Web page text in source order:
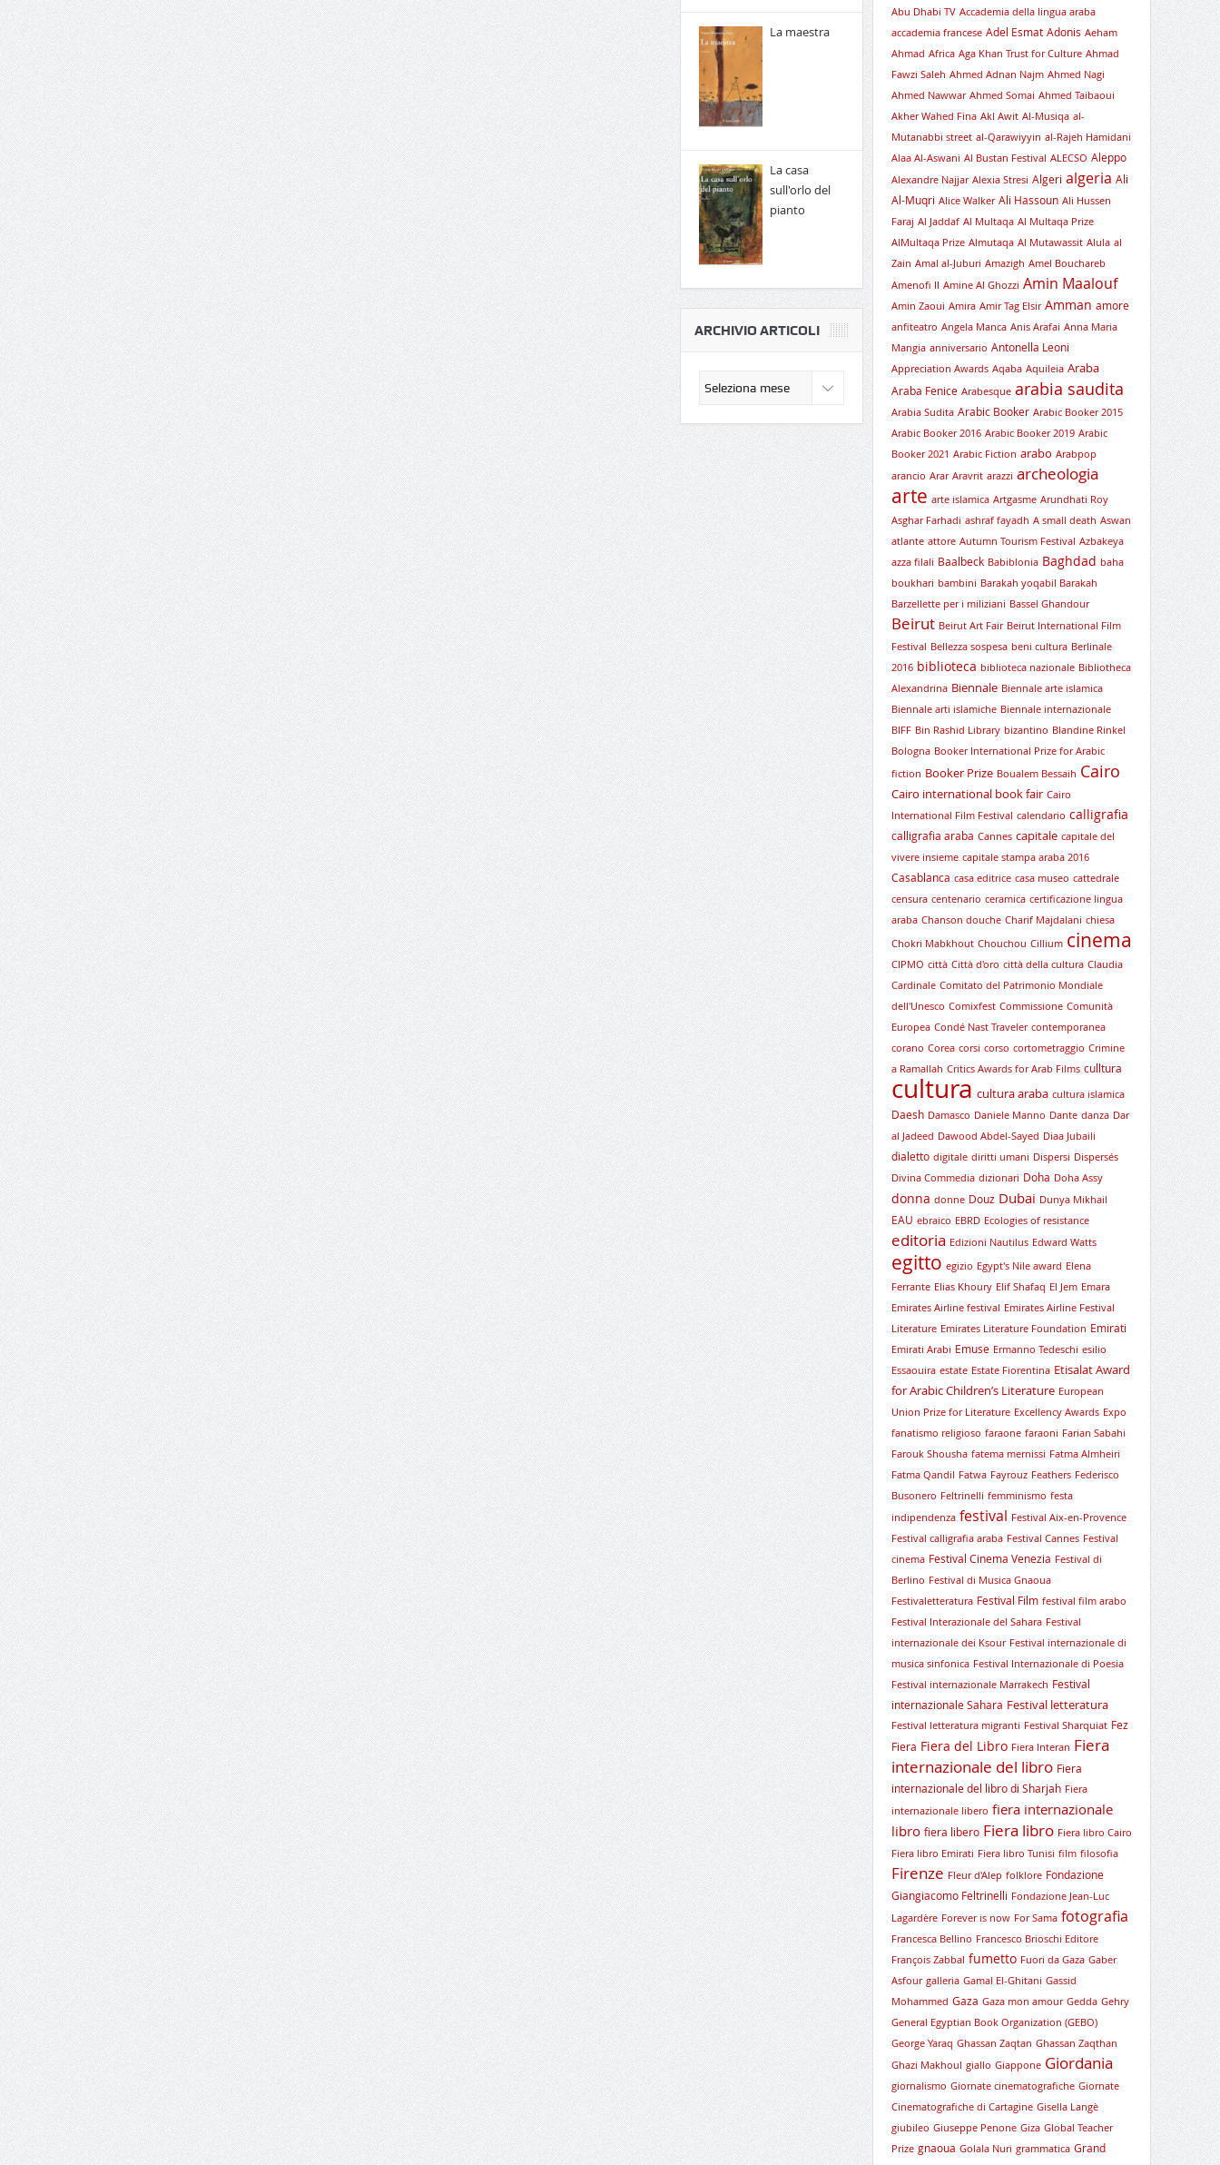
La maestra
La casa
sull'orlo del
pianto
ARCHIVIO ARTICOLI
Abu Dhabi TV Accademia della lingua araba
accademia francese Adel Esmat Adonis Aeham
Ahmad Africa Aga Khan Trust for Culture Ahmad
Fawzi Saleh Ahmed Adnan Najm Ahmed Nagi
Ahmed Nawwar Ahmed Somai Ahmed Taibaoui
Akher Wahed Fina Akl Awit Al-Musiqa al-
Mutanabbi street al-Qarawiyyin al-Rajeh Hamidani
Alaa Al-Aswani Al Bustan Festival ALECSO Aleppo
Alexandre Najjar Alexia Stresi Algeri algeria Ali
Al-Muqri Alice Walker Ali Hassoun Ali Hussen
Faraj Al Jaddaf Al Multaqa Al Multaqa Prize
AlMultaqa Prize Almutaqa Al Mutawassit Alula al
Zain Amal al-Juburi Amazigh Amel Bouchareb
Amenofi II Amine Al Ghozzi Amin Maalouf
Amin Zaoui Amira Amir Tag Elsir Amman amore
anfiteatro Angela Manca Anis Arafai Anna Maria
Mangia anniversario Antonella Leoni
Appreciation Awards Aqaba Aquileia Araba
Araba Fenice Arabesque arabia saudita
Arabia Sudita Arabic Booker Arabic Booker 2015
Arabic Booker 2016 Arabic Booker 2019 Arabic
Booker 2021 Arabic Fiction arabo Arabpop
arancio Arar Aravrit arazzi archeologia
arte arte islamica Artgasme Arundhati Roy
Asghar Farhadi ashraf fayadh A small death Aswan
atlante attore Autumn Tourism Festival Azbakeya
azza filali Baalbeck Babiblonia Baghdad baha
boukhari bambini Barakah yoqabil Barakah
Barzellette per i miliziani Bassel Ghandour
Beirut Beirut Art Fair Beirut International Film
Festival Bellezza sospesa beni cultura Berlinale
2016 biblioteca biblioteca nazionale Bibliotheca
Alexandrina Biennale Biennale arte islamica
Biennale arti islamiche Biennale internazionale
BIFF Bin Rashid Library bizantino Blandine Rinkel
Bologna Booker International Prize for Arabic
fiction Booker Prize Boualem Bessaih Cairo
Cairo international book fair Cairo
International Film Festival calendario calligrafia
calligrafia araba Cannes capitale capitale del
vivere insieme capitale stampa araba 2016
Casablanca casa editrice casa museo cattedrale
censura centenario ceramica certificazione lingua
araba Chanson douche Charif Majdalani chiesa
Chokri Mabkhout Chouchou Cillium cinema
CIPMO città Città d'oro città della cultura Claudia
Cardinale Comitato del Patrimonio Mondiale
dell'Unesco Comixfest Commissione Comunità
Europea Condé Nast Traveler contemporanea
corano Corea corsi corso cortometraggio Crimine
a Ramallah Critics Awards for Arab Films culltura
cultura cultura araba cultura islamica
Daesh Damasco Daniele Manno Dante danza Dar
al Jadeed Dawood Abdel-Sayed Diaa Jubaili
dialetto digitale diritti umani Dispersi Dispersés
Divina Commedia dizionari Doha Doha Assy
donna donne Douz Dubai Dunya Mikhail
EAU ebraico EBRD Ecologies of resistance
editoria Edizioni Nautilus Edward Watts
egitto egizio Egypt's Nile award Elena
Ferrante Elias Khoury Elif Shafaq El Jem Emara
Emirates Airline festival Emirates Airline Festival
Literature Emirates Literature Foundation Emirati
Emirati Arabi Emuse Ermanno Tedeschi esilio
Essaouira estate Estate Fiorentina Etisalat Award
for Arabic Children’s Literature European
Union Prize for Literature Excellency Awards Expo
fanatismo religioso faraone faraoni Farian Sabahi
Farouk Shousha fatema mernissi Fatma Almheiri
Fatma Qandil Fatwa Fayrouz Feathers Federisco
Busonero Feltrinelli femminismo festa
indipendenza festival Festival Aix-en-Provence
Festival calligrafia araba Festival Cannes Festival
cinema Festival Cinema Venezia Festival di
Berlino Festival di Musica Gnaoua
Festivaletteratura Festival Film festival film arabo
Festival Interazionale del Sahara Festival
internazionale dei Ksour Festival internazionale di
musica sinfonica Festival Internazionale di Poesia
Festival internazionale Marrakech Festival
internazionale Sahara Festival letteratura
Festival letteratura migranti Festival Sharquiat Fez
Fiera Fiera del Libro Fiera Interan Fiera
internazionale del libro Fiera
internazionale del libro di Sharjah Fiera
internazionale libero fiera internazionale
libro fiera libero Fiera libro Fiera libro Cairo
Fiera libro Emirati Fiera libro Tunisi film filosofia
Firenze Fleur d'Alep folklore Fondazione
Giangiacomo Feltrinelli Fondazione Jean-Luc
Lagardère Forever is now For Sama fotografia
Francesca Bellino Francesco Brioschi Editore
François Zabbal fumetto Fuori da Gaza Gaber
Asfour galleria Gamal El-Ghitani Gassid
Mohammed Gaza Gaza mon amour Gedda Gehry
General Egyptian Book Organization (GEBO)
George Yaraq Ghassan Zaqtan Ghassan Zaqthan
Ghazi Makhoul giallo Giappone Giordania
giornalismo Giornate cinematografiche Giornate
Cinematografiche di Cartagine Gisella Langè
giubileo Giuseppe Penone Giza Global Teacher
Prize gnaoua Golala Nuri grammatica Grand